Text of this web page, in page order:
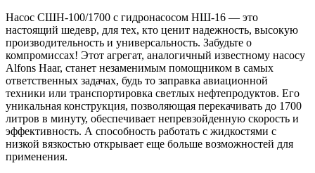
Насос СШН-100/1700 с гидронасосом НШ-16 — это
настоящий шедевр, для тех, кто ценит надежность, высокую
производительность и универсальность. Забудьте о
компромиссах! Этот агрегат, аналогичный известному насосу
Alfons Haar, станет незаменимым помощником в самых
ответственных задачах, будь то заправка авиационной
техники или транспортировка светлых нефтепродуктов. Его
уникальная конструкция, позволяющая перекачивать до 1700
литров в минуту, обеспечивает непревзойденную скорость и
эффективность. А способность работать с жидкостями с
низкой вязкостью открывает еще больше возможностей для
применения.